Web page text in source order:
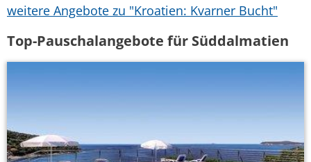
weitere Angebote zu "Kroatien: Kvarner Bucht"
Top-Pauschalangebote für Süddalmatien